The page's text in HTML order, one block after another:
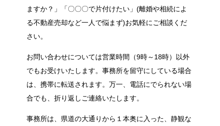
ますか？」「〇〇〇で片付けたい」(離婚や相続によ
る不動産売却など一人で悩まず)お気軽にご相談くだ
さい。
お問い合わせについては営業時間（9時～18時）以外
でもお受けいたします。事務所を留守にしている場合
は、携帯に転送されます。万一、電話にでられない場
合でも、折り返しご連絡いたします。
事務所は、県道の大通りから１本奥に入った、静観な